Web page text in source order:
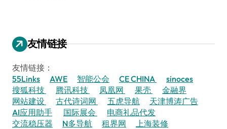
友情链接
友情链接：
55Links
AWE 智能公会 CE CHINA
sinoces
搜狐科技
腾讯科技 凤凰网 果壳
金融界
网站建设
古代诗词网 五虎导航
天津博涛广告
AI应用助手
国际展会
电商礼品代发
交流稳压器
N多导航 租界网 上海装修